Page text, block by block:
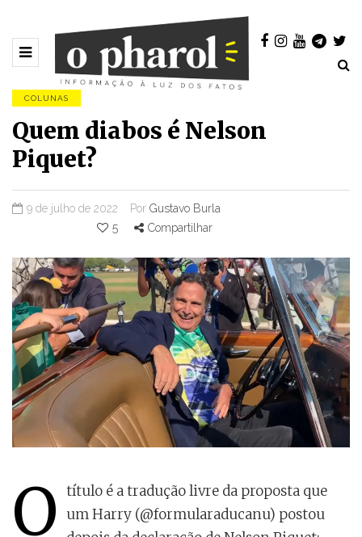
COLUNAS
Quem diabos é Nelson
Piquet?
9 de julho de 2022 Por Gustavo Burla
5
Compartilhar
O título é a tradução livre da proposta que
um Harry (@formularaducanu) postou